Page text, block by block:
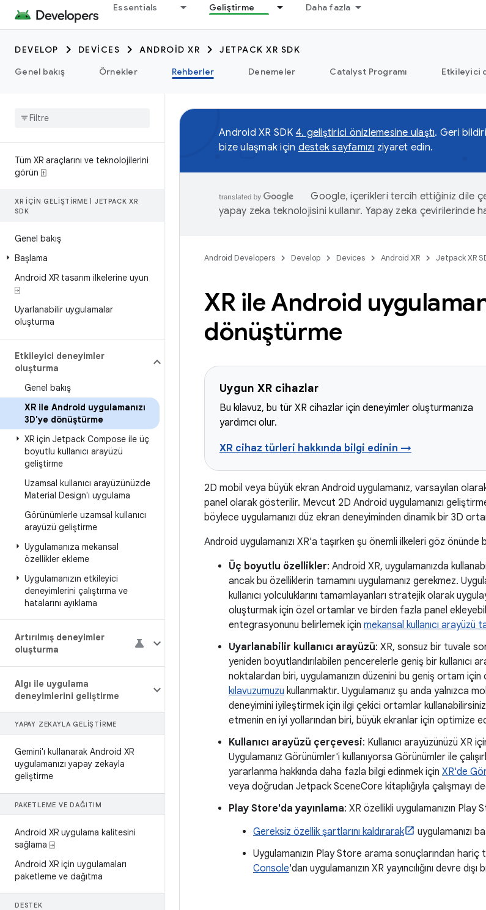
Essentials Geliştirme Daha fazla
DEVELOP DEVICES ANDROID XR
JETPACK XR SDK
Genel bakış
Örnekler Rehberler Denemeler Catalyst Programı Etkileyici
Tüm XR araçlarını ve teknolojilerini
görün ⍐
XR IÇIN GELIŞTIRME
JETPACK XR
SDK
Genel bakış
Başlama
Android XR tasarım ilkelerine uyun
⍈
Uyarlanabilir uygulamalar
oluşturma
Etkileyici deneyimler
oluşturma
Genel bakış
XR ile Android uygulamanızı
3D'ye dönüştürme
XR için Jetpack Compose ile üç
boyutlu kullanıcı arayüzü
geliştirme
Uzamsal kullanıcı arayüzünüzde
Material Design'ı uygulama
Görünümlerle uzamsal kullanıcı
arayüzü geliştirme
Uygulamanıza mekansal
özellikler ekleme
Uygulamanızın etkileyici
deneyimlerini çalıştırma ve
hatalarını ayıklama
Artırılmış deneyimler
oluşturma
Algı ile uygulama
deneyimlerini geliştirme
YAPAY ZEKAYLA GELIŞTIRME
Gemini'ı kullanarak Android XR
uygulamanızı yapay zekayla
geliştirme
PAKETLEME VE DAĞITIM
Android XR uygulama kalitesini
sağlama ⍈
Android XR için uygulamaları
paketleme ve dağıtma
DESTEK
Android XR SDK 4. geliştirici önizlemesine ulaştı. Geri
bize ulaşmak için destek sayfamızı ziyaret edin.
Google, içerikleri tercih ettiğiniz dile
yapay zeka teknolojisini kullanır. Yapay zeka çevirilerinde
Android Developers Develop Devices Android XR Jetpack XR
XR ile Android
dönüştürme
Uygun XR cihazlar
Bu kılavuz, bu tür XR cihazlar için deneyimler oluşturmanıza
yardımcı olur.
XR cihaz türleri hakkında bilgi edinin →
2D mobil veya büyük ekran Android uygulamanız, varsayılan
panel olarak gösterilir. Mevcut 2D Android uygulamanızı
böylece uygulamanızı düz ekran deneyiminden dinamik bir 3D
Android uygulamanızı XR'a taşırken şu önemli ilkeleri göz önünde
Üç boyutlu özellikler: Android XR, uygulamanızda
ancak bu özelliklerin tamamını uygulamanız gerekmez.
kullanıcı yolculuklarını tamamlayanları stratejik olarak
oluşturmak için özel ortamlar ve birden fazla panel
entegrasyonunu belirlemek için mekansal kullanıcı arayüzü
Uyarlanabilir kullanıcı arayüzü: XR, sonsuz bir tuvale
yeniden boyutlandırılabilen pencerelerle geniş bir kullanıcı
noktalardan biri, uygulamanızın düzenini bu geniş ortam
kılavuzumuzu kullanmaktır. Uygulamanız şu anda yalnızca
deneyimini iyileştirmek için ilgi çekici ortamlar
etmenin en iyi yollarından biri, büyük ekranlar için optimize
Kullanıcı arayüzü çerçevesi: Kullanıcı arayüzünüzü XR
Uygulamanız Görünümler'i kullanıyorsa Görünümler ile
yararlanma hakkında daha fazla bilgi edinmek için XR'de
veya doğrudan Jetpack SceneCore kitaplığıyla çalışmayı
Play Store'da yayınlama: XR özellikli uygulamanızın
Gereksiz özellik şartlarını kaldırarak
uygulamanızı
Uygulamanızın Play Store arama sonuçlarından hariç
Console'dan uygulamanızın XR yayıncılığını devre dışı